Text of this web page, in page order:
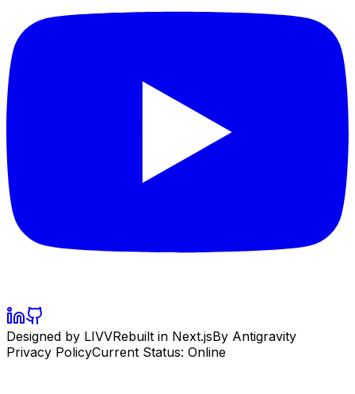
Designed by LIVVRebuilt in Next.jsBy Antigravity
Privacy PolicyCurrent Status: Online